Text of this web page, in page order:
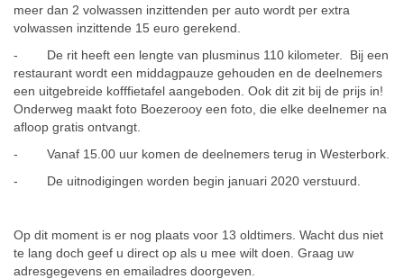
meer dan 2 volwassen inzittenden per auto wordt per extra
volwassen inzittende 15 euro gerekend.
- De rit heeft een lengte van plusminus 110 kilometer. Bij een
restaurant wordt een middagpauze gehouden en de deelnemers
een uitgebreide kofffietafel aangeboden. Ook dit zit bij de prijs in!
Onderweg maakt foto Boezerooy een foto, die elke deelnemer na
afloop gratis ontvangt.
- Vanaf 15.00 uur komen de deelnemers terug in Westerbork.
- De uitnodigingen worden begin januari 2020 verstuurd.
Op dit moment is er nog plaats voor 13 oldtimers. Wacht dus niet
te lang doch geef u direct op als u mee wilt doen. Graag uw
adresgegevens en emailadres doorgeven.